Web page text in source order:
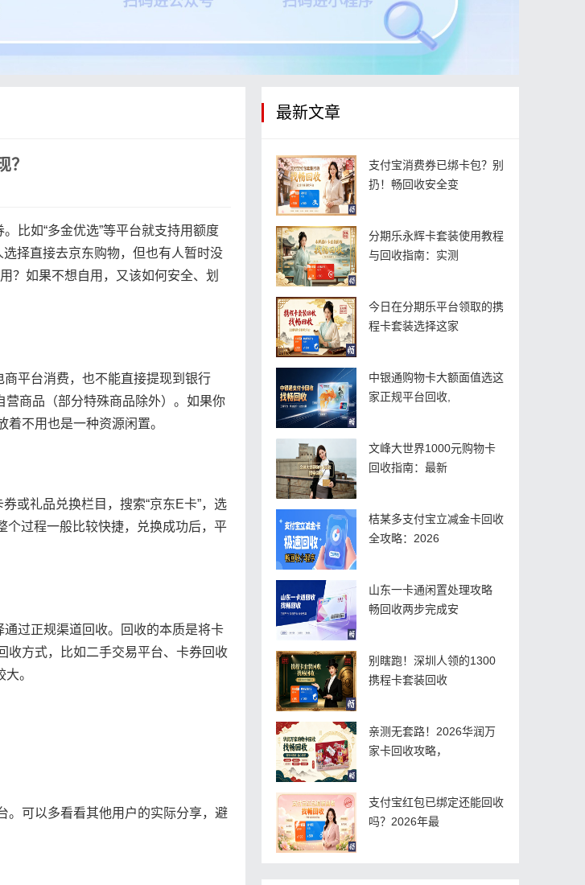
？
比如“多金优选”等平台就支持用额度
择直接去京东购物，但也有人暂时没
？如果不想自用，又该如何安全、划
平台消费，也不能直接提现到银行
商品（部分特殊商品除外）。如果你
不用也是一种资源闲置。
或礼品兑换栏目，搜索“京东E卡”，选
个过程一般比较快捷，兑换成功后，平
过正规渠道回收。回收的本质是将卡
收方式，比如二手交易平台、卡券回收
。
。可以多看看其他用户的实际分享，避
最新文章
支付宝消费券已绑卡包？别
扔！畅回收安全变
分期乐永辉卡套装使用教程
与回收指南：实测
今日在分期乐平台领取的携
程卡套装选择这家
中银通购物卡大额面值选这
家正规平台回收,
文峰大世界1000元购物卡
回收指南：最新
桔某多支付宝立减金卡回收
全攻略：2026
山东一卡通闲置处理攻略
畅回收两步完成安
别瞎跑！深圳人领的1300
携程卡套装回收
亲测无套路！2026华润万
家卡回收攻略，
支付宝红包已绑定还能回收
吗？2026年最